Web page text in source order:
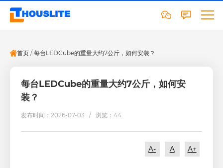
首页 / 每台LEDCube的重量大约7公斤，如何安装？
每台LEDCube的重量大约7公斤，如何安
装？
发布时间：2026-07-03 /浏览：44
A- A A+